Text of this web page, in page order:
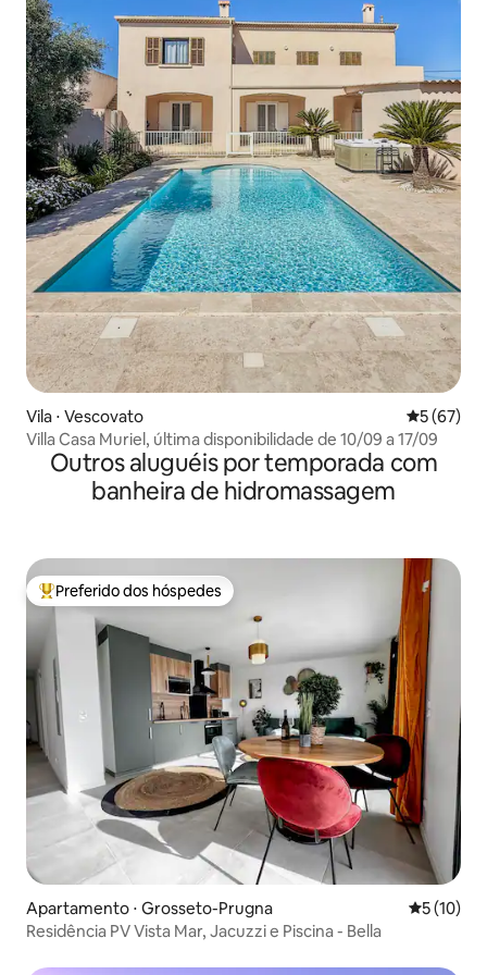
Vila ⋅ Vescovato 5 de uma
5 (67)
Villa Casa Muriel, última disponibilidade de 10/09 a 17/09
Outros aluguéis por temporada com
banheira de hidromassagem
Entre os melhores preferidos dos hóspedes
Preferido dos hóspedes
Apartamento ⋅ Grosseto-Prugna 5 de uma
5 (10)
Residência PV Vista Mar, Jacuzzi e Piscina - Bella